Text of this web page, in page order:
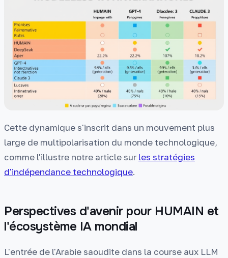
Cette dynamique s'inscrit dans un mouvement plus
large de multipolarisation du monde technologique,
comme l'illustre notre article sur les stratégies
d'indépendance technologique.
Perspectives d'avenir pour HUMAIN et
l'écosystème IA mondial
L'entrée de l'Arabie saoudite dans la course aux LLM